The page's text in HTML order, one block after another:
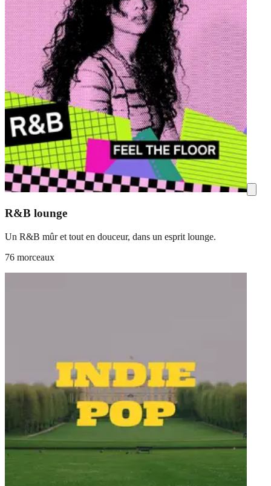
R&B lounge
Un R&B mûr et tout en douceur, dans un esprit lounge.
76 morceaux